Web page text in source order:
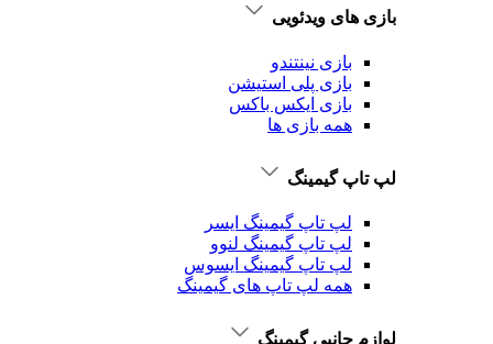
بازی های ویدئویی
بازی نینتندو
بازی پلی استیشن
بازی ایکس باکس
همه بازی ها
لپ تاپ گیمینگ
لپ تاپ گیمینگ ایسر
لپ تاپ گیمینگ لنوو
لپ تاپ گیمینگ ایسوس
همه لپ تاپ های گیمینگ
لوازم جانبی گیمینگ